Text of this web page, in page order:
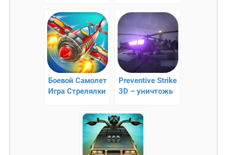
вертолета!
боевая авиация
Боевой Самолет
Игра Стрелялки
гоблинами
Preventive Strike
3D – уничтожь
противника